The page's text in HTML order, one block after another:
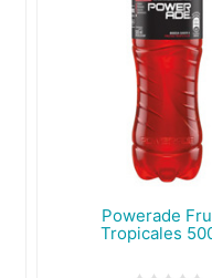
Powerade
Tropicales